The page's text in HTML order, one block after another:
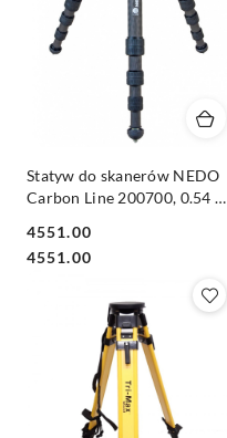
Statyw do skanerów NEDO
Carbon Line 200700, 0.54 m-
Cena:
4551.00
Cena:
4551.00